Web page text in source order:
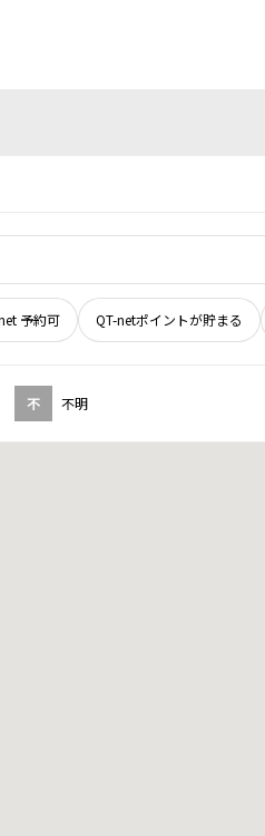
予約可 QT-netポイントが貯まる
不 不明